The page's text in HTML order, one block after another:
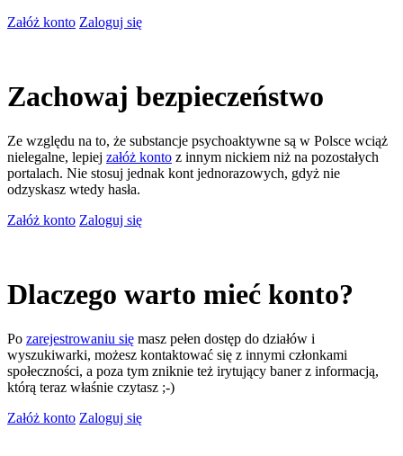
Załóż konto Zaloguj się
Zachowaj bezpieczeństwo
Ze względu na to, że substancje psychoaktywne są w Polsce wciąż
nielegalne, lepiej załóż konto z innym nickiem niż na pozostałych
portalach. Nie stosuj jednak kont jednorazowych, gdyż nie
odzyskasz wtedy hasła.
Załóż konto Zaloguj się
Dlaczego warto mieć konto?
Po zarejestrowaniu się masz pełen dostęp do działów i
wyszukiwarki, możesz kontaktować się z innymi członkami
społeczności, a poza tym zniknie też irytujący baner z informacją,
którą teraz właśnie czytasz ;-)
Załóż konto Zaloguj się